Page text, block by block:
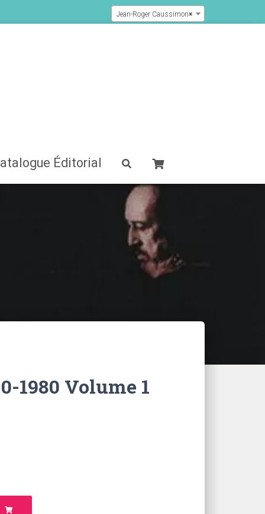
×
Jean-Roger Caussimon
Éditorial
1980 Volume 1